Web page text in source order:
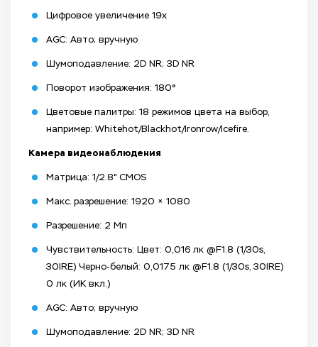
Цифровое увеличение 19x
AGC: Авто; вручную
Шумоподавление: 2D NR; 3D NR
Поворот изображения: 180°
Цветовые палитры: 18 режимов цвета на выбор,
например: Whitehot/Blackhot/Ironrow/Icefire.
Камера видеонаблюдения
Матрица: 1/2.8" CMOS
Макс. разрешение: 1920 × 1080
Разрешение: 2 Мп
Чувствительность: Цвет: 0,016 лк @F1.8 (1/30s,
30IRE) Черно-белый: 0,0175 лк @F1.8 (1/30s, 30IRE)
0 лк (ИК вкл.)
AGC: Авто; вручную
Шумоподавление: 2D NR; 3D NR